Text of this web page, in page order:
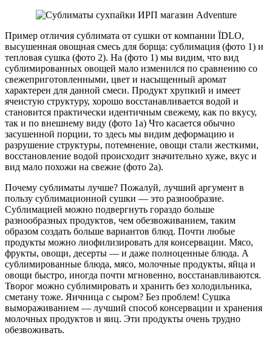
Пример отличия сублимата от сушки от компании ЇDLO,
высушенная овощная смесь для борща: сублимация (фото 1) и
тепловая сушка (фото 2). На (фото 1) мы видим, что вид
сублимированных овощей мало изменился по сравнению со
свежеприготовленными, цвет и насыщенный аромат
характерен для данной смеси. Продукт хрупкий и имеет
ячеистую структуру, хорошо восстанавливается водой и
становится практически идентичным свежему, как по вкусу,
так и по внешнему виду (фото 1а) Что касается обычно
засушенной порции, то здесь мы видим деформацию и
разрушение структуры, потемнение, овощи стали жесткими,
восстановление водой происходит значительно хуже, вкус и
вид мало похожи на свежие (фото 2а).
Почему сублиматы лучше? Пожалуй, лучший аргумент в
пользу сублимационной сушки — это разнообразие.
Сублимацией можно подвергнуть гораздо больше
разнообразных продуктов, чем обезвоживанием, таким
образом создать больше вариантов блюд. Почти любые
продукты можно лиофилизировать для консервации. Мясо,
фрукты, овощи, десерты — и даже полноценные блюда. А
сублимированные блюда, мясо, молочные продукты, яйца и
овощи быстро, иногда почти мгновенно, восстанавливаются.
Творог можно сублимировать и хранить без холодильника,
сметану тоже. Яичница с сыром? Без проблем! Сушка
вымораживанием — лучший способ консервации и хранения
молочных продуктов и яиц. Эти продукты очень трудно
обезвоживать.